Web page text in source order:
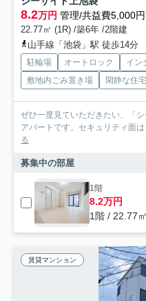
8.2万円 管理/共益費5,000円
22.77㎡ (1R) /築6年 /2階建
山手線「池袋」駅 徒歩14分
駐輪場 オートロック イン
敷地内ごみ置き場
閑静な住
ぜひ一度見ていただきたい、「
アパートです。セキュリティ面
る
募集中の部屋
1階
8.2万円
1階 / 22.77
賃貸マンション